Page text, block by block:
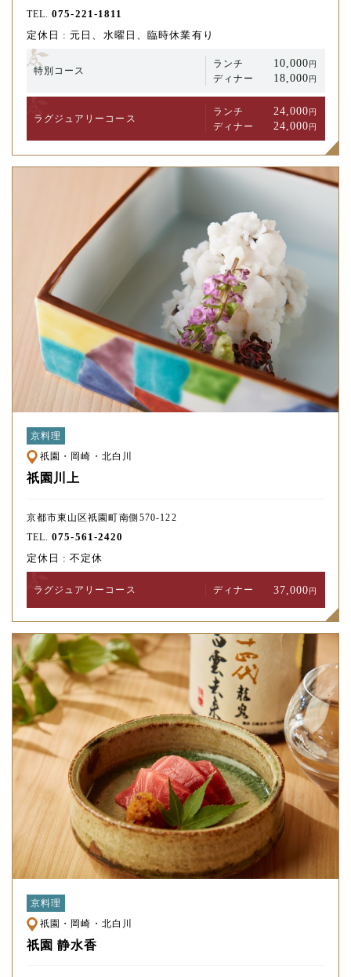
TEL.075-221-1811
定休日 : 元日、水曜日、臨時休業有り
特別コース
ランチ 10,000円
ディナー 18,000円
ラグジュアリー コース
ランチ 24,000円
ディナー 24,000円
京料理
祇園・岡崎・北白川
祇園川上
京都市東山区祇園町南側570-122
TEL.075-561-2420
定休日 : 不定休
ラグジュアリー コース ディナー 37,000円
京料理
祇園・岡崎・北白川
祇園 静水香